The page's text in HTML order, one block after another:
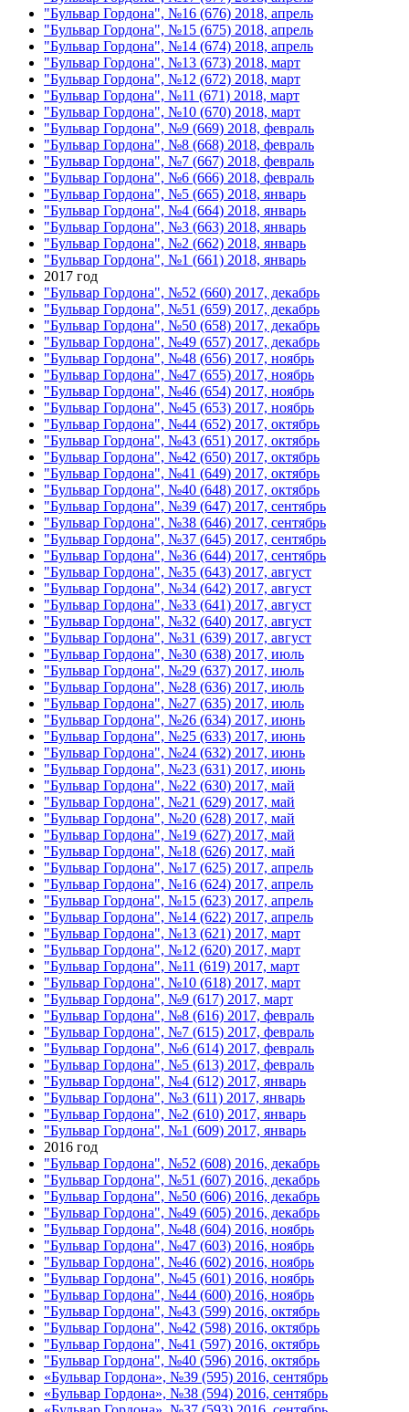
"Бульвар Гордона", №16 (676) 2018, апрель
"Бульвар Гордона", №15 (675) 2018, апрель
"Бульвар Гордона", №14 (674) 2018, апрель
"Бульвар Гордона", №13 (673) 2018, март
"Бульвар Гордона", №12 (672) 2018, март
"Бульвар Гордона", №11 (671) 2018, март
"Бульвар Гордона", №10 (670) 2018, март
"Бульвар Гордона", №9 (669) 2018, февраль
"Бульвар Гордона", №8 (668) 2018, февраль
"Бульвар Гордона", №7 (667) 2018, февраль
"Бульвар Гордона", №6 (666) 2018, февраль
"Бульвар Гордона", №5 (665) 2018, январь
"Бульвар Гордона", №4 (664) 2018, январь
"Бульвар Гордона", №3 (663) 2018, январь
"Бульвар Гордона", №2 (662) 2018, январь
"Бульвар Гордона", №1 (661) 2018, январь
2017 год
"Бульвар Гордона", №52 (660) 2017, декабрь
"Бульвар Гордона", №51 (659) 2017, декабрь
"Бульвар Гордона", №50 (658) 2017, декабрь
"Бульвар Гордона", №49 (657) 2017, декабрь
"Бульвар Гордона", №48 (656) 2017, ноябрь
"Бульвар Гордона", №47 (655) 2017, ноябрь
"Бульвар Гордона", №46 (654) 2017, ноябрь
"Бульвар Гордона", №45 (653) 2017, ноябрь
"Бульвар Гордона", №44 (652) 2017, октябрь
"Бульвар Гордона", №43 (651) 2017, октябрь
"Бульвар Гордона", №42 (650) 2017, октябрь
"Бульвар Гордона", №41 (649) 2017, октябрь
"Бульвар Гордона", №40 (648) 2017, октябрь
"Бульвар Гордона", №39 (647) 2017, сентябрь
"Бульвар Гордона", №38 (646) 2017, сентябрь
"Бульвар Гордона", №37 (645) 2017, сентябрь
"Бульвар Гордона", №36 (644) 2017, сентябрь
"Бульвар Гордона", №35 (643) 2017, август
"Бульвар Гордона", №34 (642) 2017, август
"Бульвар Гордона", №33 (641) 2017, август
"Бульвар Гордона", №32 (640) 2017, август
"Бульвар Гордона", №31 (639) 2017, август
"Бульвар Гордона", №30 (638) 2017, июль
"Бульвар Гордона", №29 (637) 2017, июль
"Бульвар Гордона", №28 (636) 2017, июль
"Бульвар Гордона", №27 (635) 2017, июль
"Бульвар Гордона", №26 (634) 2017, июнь
"Бульвар Гордона", №25 (633) 2017, июнь
"Бульвар Гордона", №24 (632) 2017, июнь
"Бульвар Гордона", №23 (631) 2017, июнь
"Бульвар Гордона", №22 (630) 2017, май
"Бульвар Гордона", №21 (629) 2017, май
"Бульвар Гордона", №20 (628) 2017, май
"Бульвар Гордона", №19 (627) 2017, май
"Бульвар Гордона", №18 (626) 2017, май
"Бульвар Гордона", №17 (625) 2017, апрель
"Бульвар Гордона", №16 (624) 2017, апрель
"Бульвар Гордона", №15 (623) 2017, апрель
"Бульвар Гордона", №14 (622) 2017, апрель
"Бульвар Гордона", №13 (621) 2017, март
"Бульвар Гордона", №12 (620) 2017, март
"Бульвар Гордона", №11 (619) 2017, март
"Бульвар Гордона", №10 (618) 2017, март
"Бульвар Гордона", №9 (617) 2017, март
"Бульвар Гордона", №8 (616) 2017, февраль
"Бульвар Гордона", №7 (615) 2017, февраль
"Бульвар Гордона", №6 (614) 2017, февраль
"Бульвар Гордона", №5 (613) 2017, февраль
"Бульвар Гордона", №4 (612) 2017, январь
"Бульвар Гордона", №3 (611) 2017, январь
"Бульвар Гордона", №2 (610) 2017, январь
"Бульвар Гордона", №1 (609) 2017, январь
2016 год
"Бульвар Гордона", №52 (608) 2016, декабрь
"Бульвар Гордона", №51 (607) 2016, декабрь
"Бульвар Гордона", №50 (606) 2016, декабрь
"Бульвар Гордона", №49 (605) 2016, декабрь
"Бульвар Гордона", №48 (604) 2016, ноябрь
"Бульвар Гордона", №47 (603) 2016, ноябрь
"Бульвар Гордона", №46 (602) 2016, ноябрь
"Бульвар Гордона", №45 (601) 2016, ноябрь
"Бульвар Гордона", №44 (600) 2016, ноябрь
"Бульвар Гордона", №43 (599) 2016, октябрь
"Бульвар Гордона", №42 (598) 2016, октябрь
"Бульвар Гордона", №41 (597) 2016, октябрь
"Бульвар Гордона", №40 (596) 2016, октябрь
«Бульвар Гордона», №39 (595) 2016, сентябрь
«Бульвар Гордона», №38 (594) 2016, сентябрь